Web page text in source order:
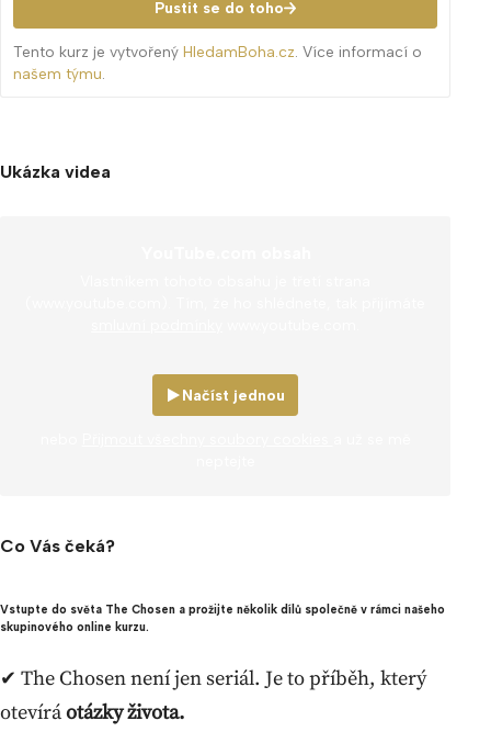
Pustit se do toho
Tento kurz je vytvořenýHledamBoha.cz . Více informací o
našem týmu
Ukázka videa
Načíst jednou
Co Vás čeká?
Vstupte do světa The Chosen a prožijte několik dílů společně v rámci našeho
skupinového online kurzu.
✔ The Chosen není jen seriál. Je to příběh, který
otevíráotázky života.